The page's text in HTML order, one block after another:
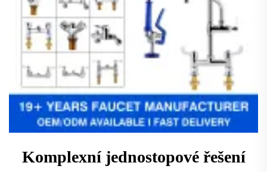
Komplexní jednostopové řešení